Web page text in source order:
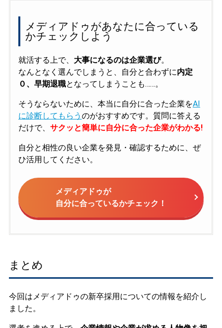
メディアドゥがあなたに合っている
かチェックしよう
就活する上で、 大事になるのは企業選び。
なんとなく選んでしまうと、自分と合わずに内定
０、早期退職となってしまうことも……。
そうならないために、本当に自分に合った企業をAI
に診断してもらう のがおすすめです。質問に答える
だけで、 サクッと簡単に自分に合った企業がわかる!
自分と相性の良い企業を発見・確認するために、ぜ
ひ活用してください。
メディアドゥが
自分に合っているかチェック！
まとめ
今回はメディアドゥの新卒採用についての情報を紹介し
ました。